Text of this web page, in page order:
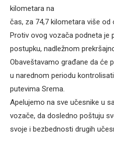
kilometara na
čas, za 74,7 kilometara više od
Protiv ovog vozača podneta je
postupku, nadležnom
Obaveštavamo građane da će
u narednom periodu
putevima Srema.
Apelujemo na sve učesnike u
vozače, da dosledno poštuju
svoje i bezbednosti drugih